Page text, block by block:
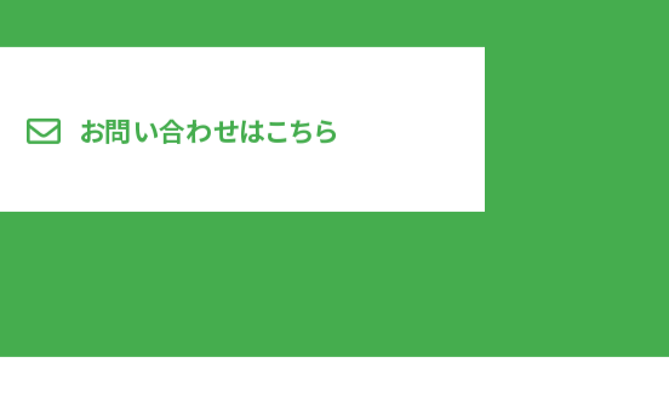
お問い合わせはこちら